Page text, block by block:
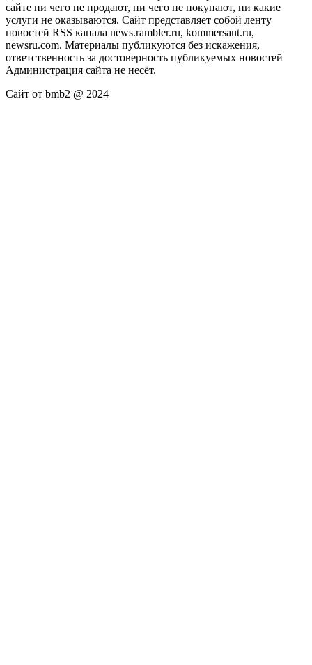
сайте ни чего не продают, ни чего не покупают, ни какие
услуги не оказываются. Сайт представляет собой ленту
новостей RSS канала news.rambler.ru, kommersant.ru,
newsru.com. Материалы публикуются без искажения,
ответственность за достоверность публикуемых новостей
Администрация сайта не несёт.
Сайт от bmb2 @ 2024